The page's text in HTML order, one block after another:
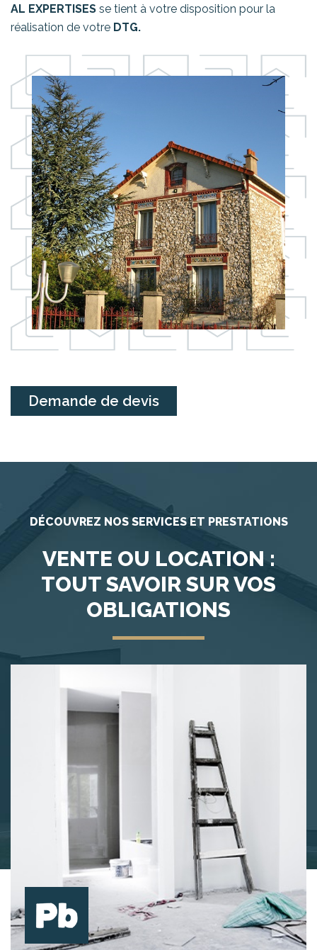
AL EXPERTISES se tient à votre disposition pour la
réalisation de votre DTG.
Demande de devis
DÉCOUVREZ NOS SERVICES ET PRESTATIONS
VENTE OU LOCATION :
TOUT SAVOIR SUR VOS
OBLIGATIONS